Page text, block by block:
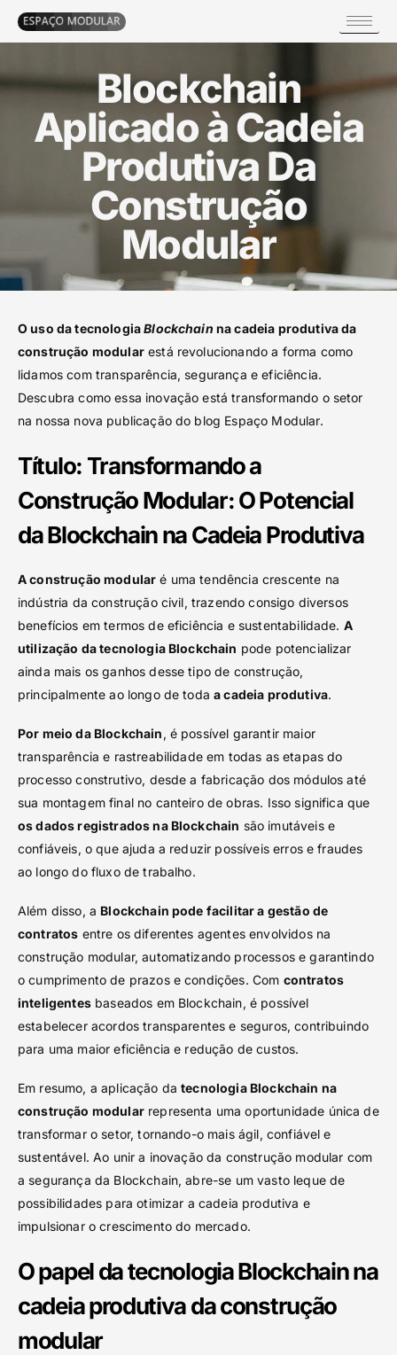
Blockchain
Aplicado à Cadeia
Produtiva Da
Construção
Modular
O uso da tecnologiaBlockchain na cadeia produtiva da
construção modularestá revolucionando a forma como
lidamos com transparência, segurança e eficiência.
Descubra como essa inovação está transformando o setor
na nossa nova publicação do blog Espaço Modular.
Título: Transformando a
Construção Modular: O Potencial
da Blockchain na Cadeia Produtiva
A construção modular é uma tendência crescente na
indústria da construção civil, trazendo consigo diversos
benefícios em termos de eficiência e sustentabilidade. A
utilização da tecnologia Blockchain pode potencializar
ainda mais os ganhos desse tipo de construção,
principalmente ao longo de todaa cadeia produtiva.
Por meio da Blockchain , é possível garantir maior
transparência e rastreabilidade em todas as etapas do
processo construtivo, desde a fabricação dos módulos até
sua montagem final no canteiro de obras. Isso significa que
os dados registrados na Blockchain são imutáveis e
confiáveis, o que ajuda a reduzir possíveis erros e fraudes
ao longo do fluxo de trabalho.
Além disso, a Blockchain pode facilitar a gestão de
contratos entre os diferentes agentes envolvidos na
construção modular, automatizando processos e garantindo
o cumprimento de prazos e condições. Com contratos
inteligentesbaseados em Blockchain, é possível
estabelecer acordos transparentes e seguros, contribuindo
para uma maior eficiência e redução de custos.
Em resumo, a aplicação datecnologia Blockchain na
construção modularrepresenta uma oportunidade única de
transformar o setor, tornando-o mais ágil, confiável e
sustentável. Ao unir a inovação da construção modular com
a segurança da Blockchain, abre-se um vasto leque de
possibilidades para otimizar a cadeia produtiva e
impulsionar o crescimento do mercado.
O papel da tecnologia Blockchain na
cadeia produtiva da construção
modular